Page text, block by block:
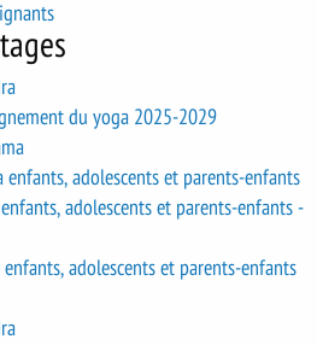
du yoga 2025-2029
enfants, adolescents et parents-enfants
adolescents et parents-enfants -
adolescents et parents-enfants